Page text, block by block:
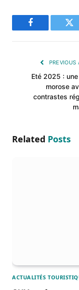
Facebook
PREVIOUS
Eté 2025 :
morose
contrastes
Related Posts
ACTUALITÉS